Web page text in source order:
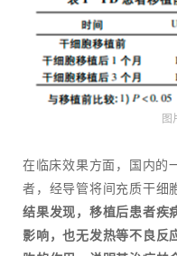
图
在临床效果方面，国内的
者，经导管将间充质干细
结果发现，移植后患者疾
影响，也无发热等不良反